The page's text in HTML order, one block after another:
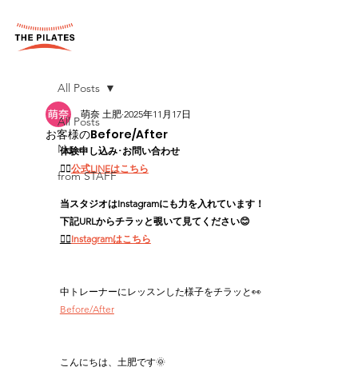
All Posts
News
from STAFF
All Posts
お客様のBefore/After
萌奈 土肥 2025年11月17日
体験申し込み･お問い合わせ
👉🏻公式LINEはこちら
当スタジオはInstagramにも力を入れています！
下記URLからチラッと覗いて見てください😊
👉🏻Instagramはこちら
中トレーナーにレッスンした様子をチラッと👀
Before/After
こんにちは、土肥です🌞